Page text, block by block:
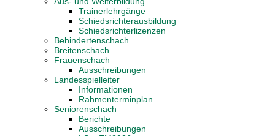
Trainerlehrgänge
Schiedsrichterausbildung
Schiedsrichterlizenzen
Behindertenschach
Breitenschach
Frauenschach
Ausschreibungen
Landesspielleiter
Informationen
Rahmenterminplan
Seniorenschach
Berichte
Ausschreibungen